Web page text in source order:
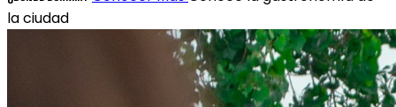
la ciudad